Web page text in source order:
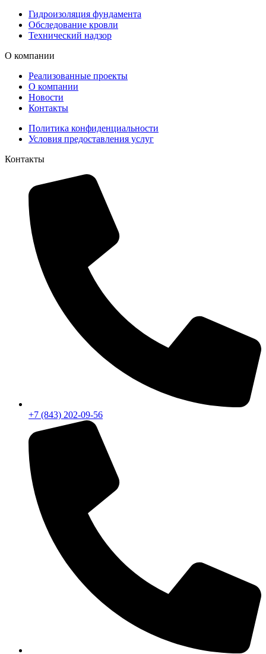
Гидроизоляция фундамента
Обследование кровли
Технический надзор
О компании
Реализованные проекты
О компании
Новости
Контакты
Политика конфиденциальности
Условия предоставления услуг
Контакты
+7 (843) 202-09-56